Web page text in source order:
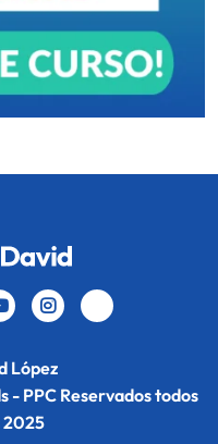
López
- PPC Reservados todos
2025